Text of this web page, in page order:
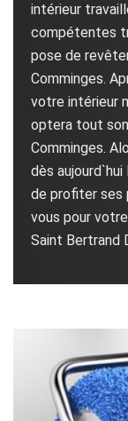
intérieur
compétentes
pose de
Comminges.
votre intérieur
optera tout
Comminges.
dès
de profiter ses
vous pour
Saint Bertrand